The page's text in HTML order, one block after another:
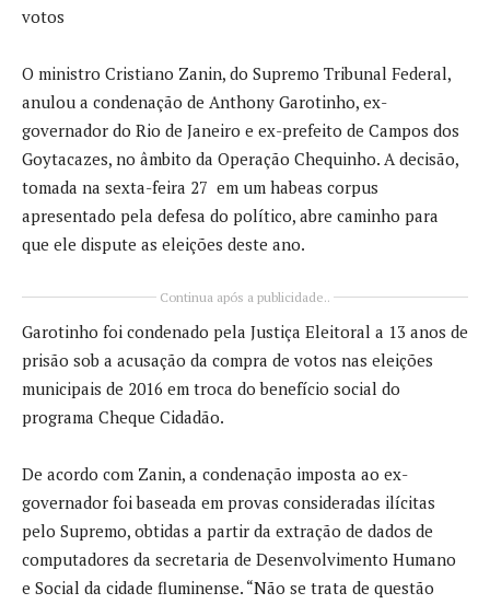
votos
O ministro Cristiano Zanin, do Supremo Tribunal Federal,
anulou a condenação de Anthony Garotinho, ex-
governador do Rio de Janeiro e ex-prefeito de Campos dos
Goytacazes, no âmbito da Operação Chequinho. A decisão,
tomada na sexta-feira 27 em um habeas corpus
apresentado pela defesa do político, abre caminho para
que ele dispute as eleições deste ano.
Continua após a publicidade..
Garotinho foi condenado pela Justiça Eleitoral a 13 anos de
prisão sob a acusação da compra de votos nas eleições
municipais de 2016 em troca do benefício social do
programa Cheque Cidadão.
De acordo com Zanin, a condenação imposta ao ex-
governador foi baseada em provas consideradas ilícitas
pelo Supremo, obtidas a partir da extração de dados de
computadores da secretaria de Desenvolvimento Humano
e Social da cidade fluminense. “Não se trata de questão